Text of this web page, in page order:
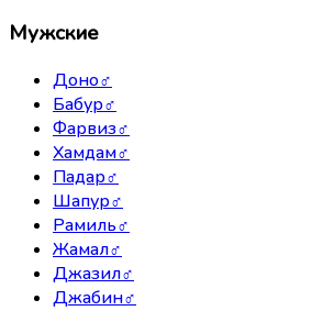
Мужские
Доно♂
Бабур♂
Фарвиз♂
Хамдам♂
Падар♂
Шапур♂
Рамиль♂
Жамал♂
Джазил♂
Джабин♂